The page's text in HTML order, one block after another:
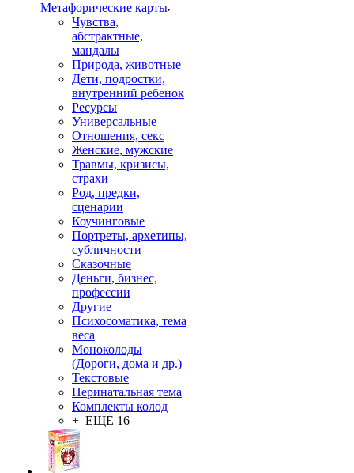
Mетафорические карты
Чувства,
абстрактные,
мандалы
Природа, животные
Дети, подростки,
внутренний ребенок
Ресурсы
Универсальные
Отношения, секс
Женские, мужские
Травмы, кризисы,
страхи
Род, предки,
сценарии
Коучинговые
Портреты, архетипы,
субличности
Сказочные
Деньги, бизнес,
профессии
Другие
Психосоматика, тема
веса
Моноколоды
(Дороги, дома и др.)
Текстовые
Перинатальная тема
Комплекты колод
+ ЕЩЕ 16